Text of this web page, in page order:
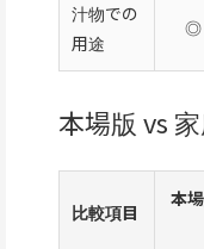
汁物での
用途
◎
本場版 vs
比較項目
本